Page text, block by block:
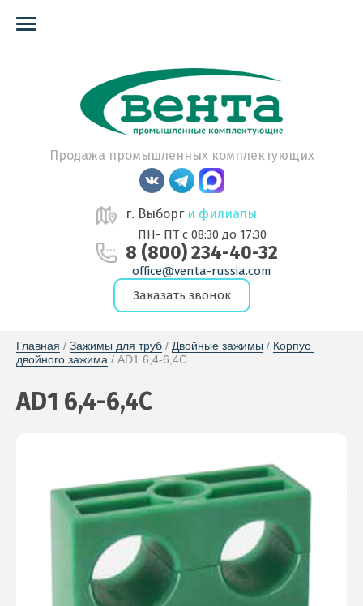
Продажа промышленных комплектующих
г. Выборг и филиалы
ПН- ПТ с 08:30 до 17:30
8 (800) 234-40-32
office@venta-russia.com
Заказать звонок
Главная / Зажимы для труб / Двойные зажимы / Корпус
двойного зажима / AD1 6,4-6,4C
AD1 6,4-6,4C